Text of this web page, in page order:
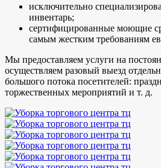
исключительно
инвентарь;
сертифицированные моющие
самым жестким требованиям
Мы предоставляем услуги на
осуществляем разовый выезд
большого потока посетителей:
торжественных мероприятий и т. д.